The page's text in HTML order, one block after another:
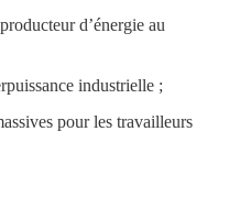
d’énergie au
industrielle ;
pour les travailleurs